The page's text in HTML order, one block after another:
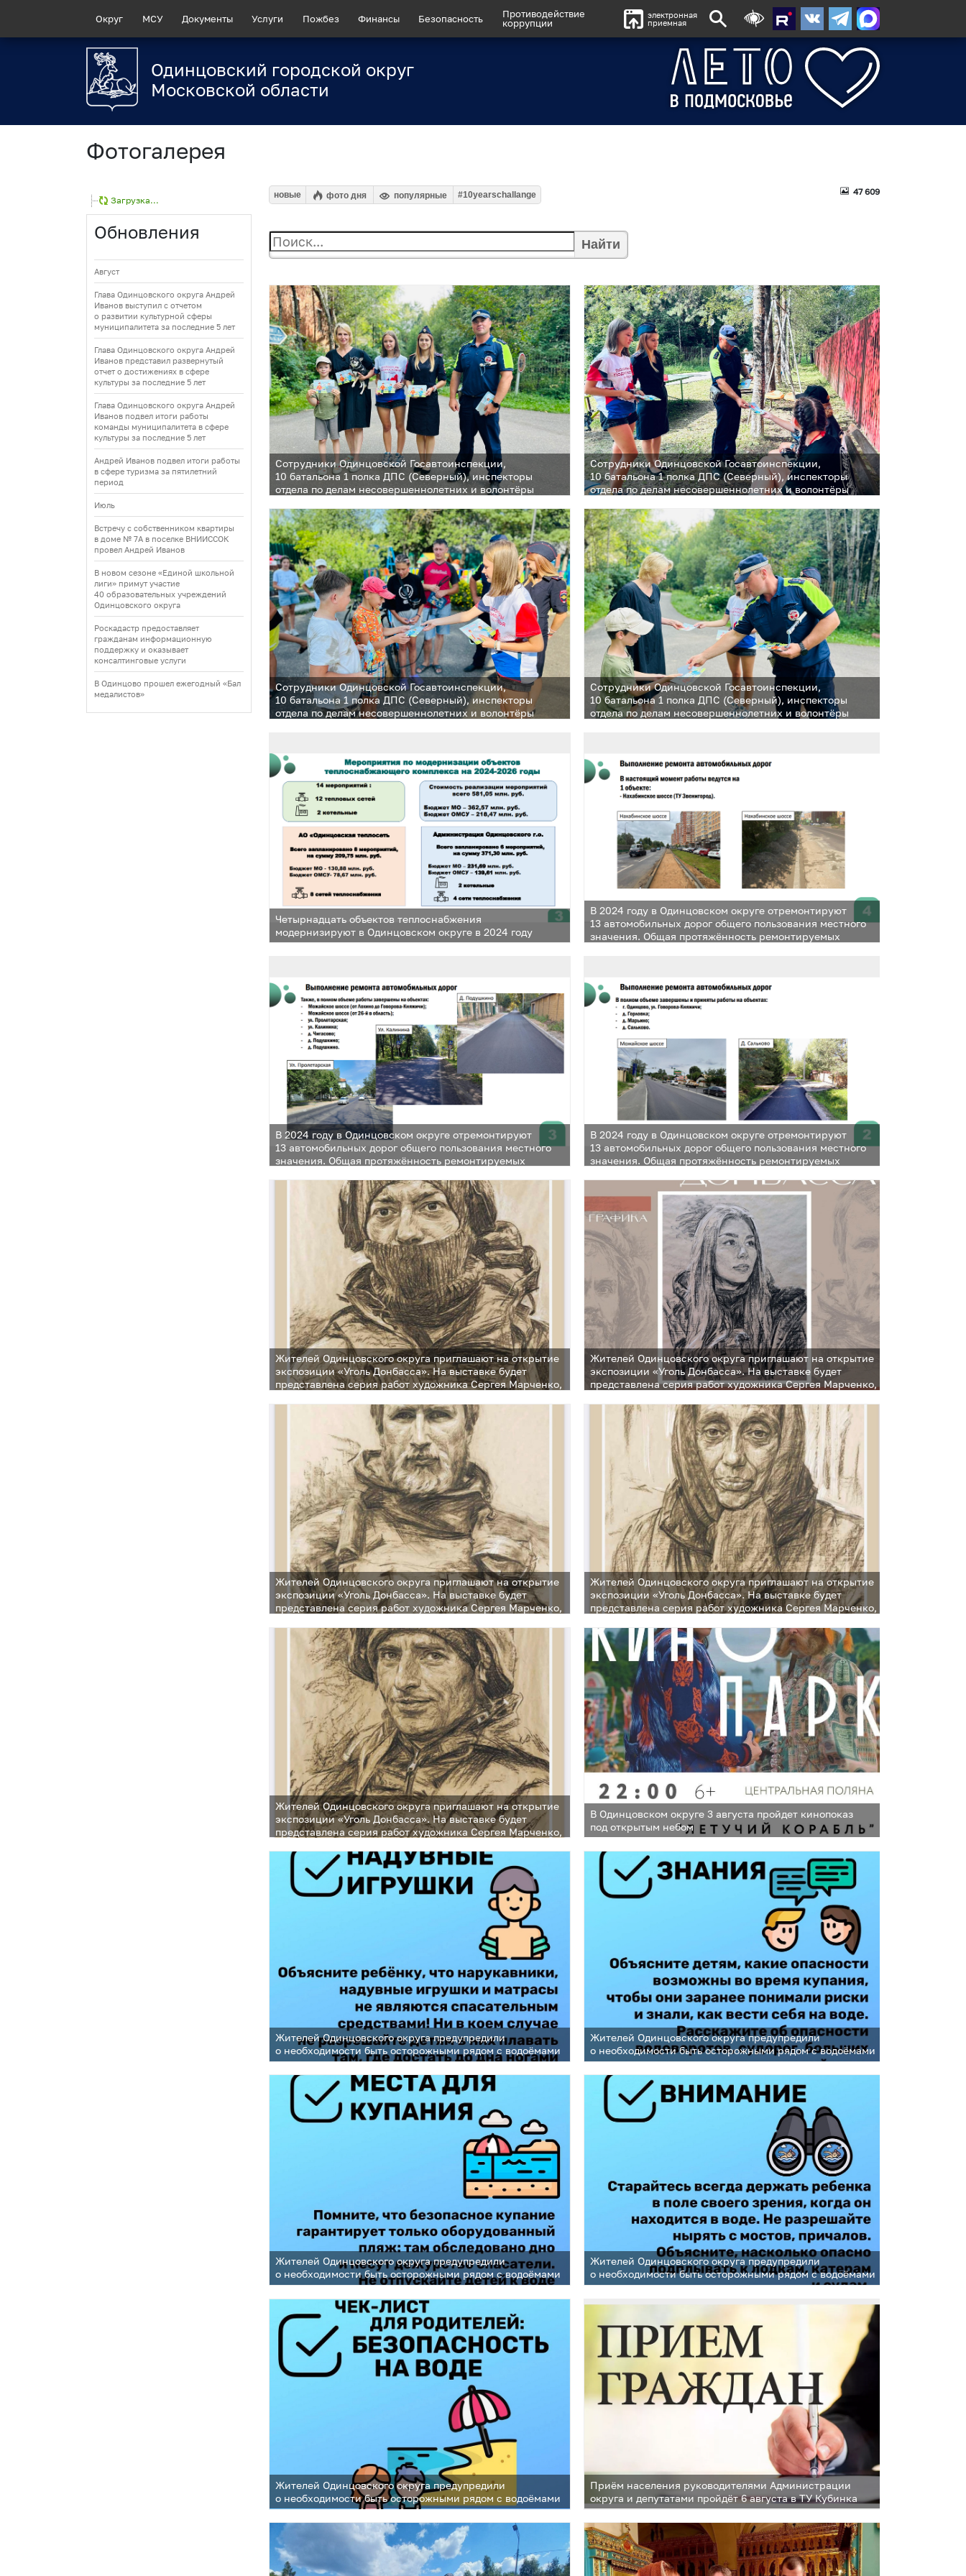
Округ МСУ Документы Услуги Пожбез Финансы Безопасность
Противодействие
коррупции
электронная
приемная
Одинцовский городской округ
Московской области
Фотогалерея
Загрузка...
Обновления
Август
Глава Одинцовского округа Андрей
Иванов выступил с отчетом
о развитии культурной сферы
муниципалитета за последние 5 лет
Глава Одинцовского округа Андрей
Иванов представил развернутый
отчет о достижениях в сфере
культуры за последние 5 лет
Глава Одинцовского округа Андрей
Иванов подвел итоги работы
команды муниципалитета в сфере
культуры за последние 5 лет
Андрей Иванов подвел итоги работы
в сфере туризма за пятилетний
период
Июль
Встречу с собственником квартиры
в доме № 7А в поселке ВНИИССОК
провел Андрей Иванов
В новом сезоне «Единой школьной
лиги» примут участие
40 образовательных учреждений
Одинцовского округа
Роскадастр предоставляет
гражданам информационную
поддержку и оказывает
консалтинговые услуги
В Одинцово прошел ежегодный «Бал
медалистов»
47 609
новые фото дня популярные #10yearschallange
Найти
Сотрудники Одинцовской Госавтоинспекции,
10 батальона 1 полка ДПС (Северный), инспекторы
отдела по делам несовершеннолетних и волонтёры
товарищества и дачные поселки
Сотрудники Одинцовской Госавтоинспекции,
10 батальона 1 полка ДПС (Северный), инспекторы
отдела по делам несовершеннолетних и волонтёры
товарищества и дачные поселки
Сотрудники Одинцовской Госавтоинспекции,
10 батальона 1 полка ДПС (Северный), инспекторы
отдела по делам несовершеннолетних и волонтёры
Сотрудники Одинцовской Госавтоинспекции,
10 батальона 1 полка ДПС (Северный), инспекторы
отдела по делам несовершеннолетних и волонтёры
Четырнадцать объектов теплоснабжения
модернизируют в Одинцовском округе в 2024 году
В 2024 году в Одинцовском округе отремонтируют
13 автомобильных дорог общего пользования местного
значения. Общая протяжённость ремонтируемых
МКУ «Упрдоркапстрой» Сергей Батушенко
В 2024 году в Одинцовском округе отремонтируют
13 автомобильных дорог общего пользования местного
значения. Общая протяжённость ремонтируемых
тысяч квадратных метров. Об этом на еженедельном
совещании главы муниципалитета сообщил директор
МКУ «Упрдоркапстрой» Сергей Батушенко
В 2024 году в Одинцовском округе отремонтируют
13 автомобильных дорог общего пользования местного
значения. Общая протяжённость ремонтируемых
тысяч квадратных метров. Об этом на еженедельном
совещании главы муниципалитета сообщил директор
МКУ «Упрдоркапстрой» Сергей Батушенко
Жителей Одинцовского округа приглашают на открытие
экспозиции «Уголь Донбасса». На выставке будет
представлена серия работ художника Сергея Марченко,
Жителей Одинцовского округа приглашают на открытие
экспозиции «Уголь Донбасса». На выставке будет
представлена серия работ художника Сергея Марченко,
Жителей Одинцовского округа приглашают на открытие
экспозиции «Уголь Донбасса». На выставке будет
представлена серия работ художника Сергея Марченко,
Жителей Одинцовского округа приглашают на открытие
экспозиции «Уголь Донбасса». На выставке будет
представлена серия работ художника Сергея Марченко,
Жителей Одинцовского округа приглашают на открытие
экспозиции «Уголь Донбасса». На выставке будет
представлена серия работ художника Сергея Марченко,
В Одинцовском округе 3 августа пройдет кинопоказ
под открытым небом
Жителей Одинцовского округа предупредили
о необходимости быть осторожными рядом с водоёмами
Жителей Одинцовского округа предупредили
о необходимости быть осторожными рядом с водоёмами
Жителей Одинцовского округа предупредили
о необходимости быть осторожными рядом с водоёмами
Жителей Одинцовского округа предупредили
о необходимости быть осторожными рядом с водоёмами
Жителей Одинцовского округа предупредили
о необходимости быть осторожными рядом с водоёмами
Приём населения руководителями Администрации
округа и депутатами пройдёт 6 августа в ТУ Кубинка